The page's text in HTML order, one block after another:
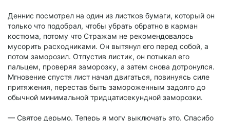
Деннис посмотрел на один из листков бумаги, который он
только что подобрал, чтобы убрать обратно в карман
костюма, потому что Стражам не рекомендовалось
мусорить расходниками. Он вытянул его перед собой, а
потом заморозил. Отпустив листик, он потыкал его
пальцем, проверяя заморозку, а затем снова дотронулся.
Мгновение спустя лист начал двигаться, повинуясь силе
притяжения, перестав быть замороженным задолго до
обычной минимальной тридцатисекундной заморозки.
— Святое дерьмо. Теперь я могу выключать это. Спасибо